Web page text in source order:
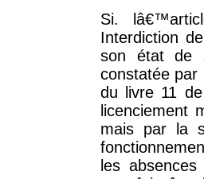
Si.
Interdiction
son état de
constatée par
du livre 11
licenciement
mais par la
les